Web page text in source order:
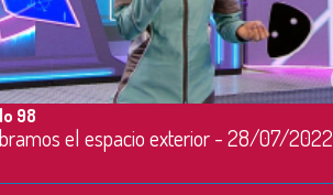
98
el espacio exterior - 28/07/2022